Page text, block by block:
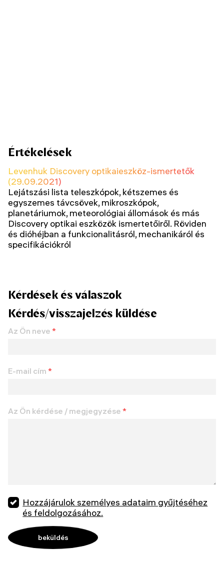
Értékelések
Levenhuk Discovery optikaieszköz-ismertetők
(29.09.2021)
Lejátszási lista teleszkópok, kétszemes és
egyszemes távcsövek, mikroszkópok,
planetáriumok, meteorológiai állomások és más
Discovery optikai eszközök ismertetőiről. Röviden
és dióhéjban a funkcionalitásról, mechanikáról és
specifikációkról
Kérdések és válaszok
Kérdés/visszajelzés küldése
Az Ön neve *
E-mail cím *
Az Ön kérdése / megjegyzése *
Hozzájárulok személyes adataim gyűjtéséhez
és feldolgozásához.